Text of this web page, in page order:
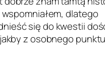
dlatego
się do kwestii
z osobnego punktu